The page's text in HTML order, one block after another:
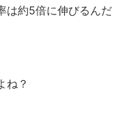
は約5倍に伸びるんだ
ね？